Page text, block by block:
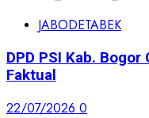
JABODETABEK
DPD PSI Kab.
Faktual
22/07/2026 0